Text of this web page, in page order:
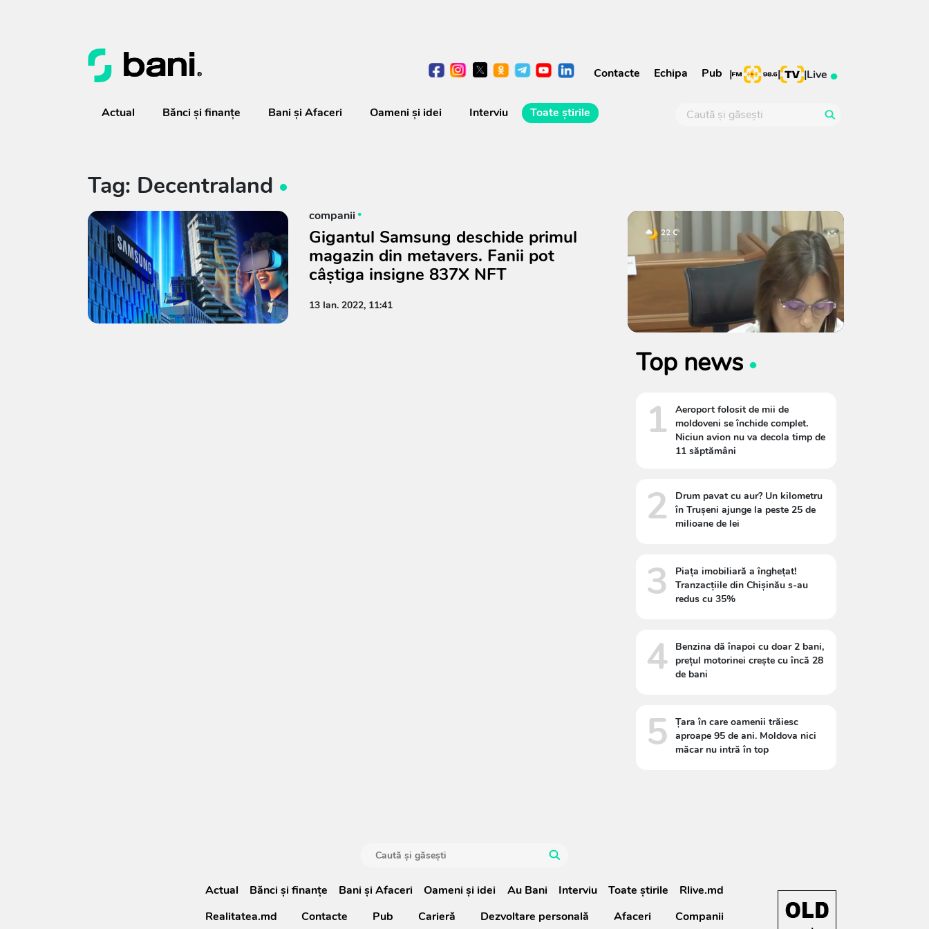
Contacte Echipa Pub | | |Live
Actual Bănci şi finanţe Bani și Afaceri Oameni şi idei Interviu Toate știrile
Tag: Decentraland
companii
Gigantul Samsung deschide primul
magazin din metavers. Fanii pot
câștiga insigne 837X NFT
13 Ian. 2022, 11:41
Top news
1
Aeroport folosit de mii de
moldoveni se închide complet.
Niciun avion nu va decola timp de
11 săptămâni
2
Drum pavat cu aur? Un kilometru
în Trușeni ajunge la peste 25 de
milioane de lei
3
Piața imobiliară a înghețat!
Tranzacțiile din Chișinău s-au
redus cu 35%
4
Benzina dă înapoi cu doar 2 bani,
prețul motorinei crește cu încă 28
de bani
5
Țara în care oamenii trăiesc
aproape 95 de ani. Moldova nici
măcar nu intră în top
Actual Bănci şi finanţe Bani și Afaceri Oameni şi idei Au Bani Interviu Toate știrile
Rlive.md
Realitatea.md
Contacte Pub Carieră Dezvoltare personală Afaceri Companii